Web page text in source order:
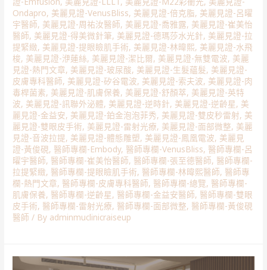
Ondapro, 美麗見證-VenusBliss, 美麗見證-倍克脂, 美麗見證-呂曜
宇醫師, 美麗見證-周祐汝醫師, 美麗見證-喬雅露, 美麗見證-崔美怡
醫師, 美麗見證-得美微針筆, 美麗見證-德瑪莎水光針, 美麗見證-拉
提緊緻, 美麗見證-提眼瞼肌手術, 美麗見證-林暐熙, 美麗見證-水飛
梭, 美麗見證-洢蓮絲, 美麗見證-潔比爾, 美麗見證-無雙電波, 美麗
見證-熱門文章, 美麗見證-玻尿酸, 美麗見證-生髮蘊髮, 美麗見證-
皮膚專科醫師, 美麗見證-矽谷電波, 美麗見證-索夫波, 美麗見證-肉
毒桿菌素, 美麗見證-肌膚保養, 美麗見證-舒顏萃, 美麗見證-英特
波, 美麗見證-訊聯外泌體, 美麗見證-逆時針, 美麗見證-逆齡星, 美
麗見證-金益安, 美麗見證-鉑金泡泡菲秀, 美麗見證-雙皮秒雷射, 美
麗見證-雙眼皮手術, 美麗見證-雷射光療, 美麗見證-面部微整, 美麗
見證-音波拉提, 美麗見證-體態雕塑, 美麗見證-鳳凰電波, 美麗見
證-黃俊硯, 醫師專欄-Embody, 醫師專欄-VenusBliss, 醫師專欄-呂
曜宇醫師, 醫師專欄-崔美怡醫師, 醫師專欄-張至德醫師, 醫師專欄-
拉提緊緻, 醫師專欄-提眼瞼肌手術, 醫師專欄-林暐熙醫師, 醫師專
欄-熱門文章, 醫師專欄-皮膚專科醫師, 醫師專欄-總覽, 醫師專欄-
肌膚保養, 醫師專欄-逆齡星, 醫師專欄-金益安醫師, 醫師專欄-雙眼
皮手術, 醫師專欄-雷射光療, 醫師專欄-面部微整, 醫師專欄-黃俊硯
醫師 / By adminmuclinicraiseup